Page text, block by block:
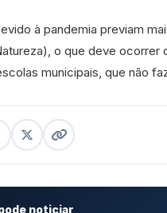
à pandemia previam
o que deve ocorrer
municipais, que não
noticiar